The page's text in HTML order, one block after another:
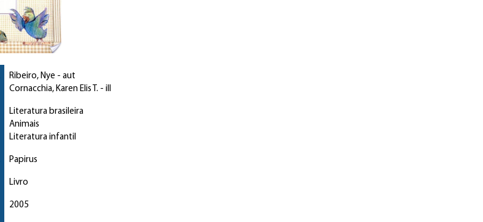
Ribeiro, Nye - aut
Cornacchia, Karen Elis T. - ill
Literatura brasileira
Animais
Literatura infantil
Papirus
Livro
2005